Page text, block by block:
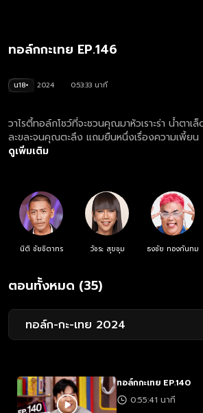
ทอล์กกะเทย EP.146
น18+ 2024
0:53:33 นาที
วาไรตี้ทอล์กโชว์ที่จะชวนคุณมาหัวเราะร่า น้ำตาเ
ละขละจนคุณตะลึง แถมยืนหนึ่งเรื่องความเพี้ยน
ดูเพิ่มเติม
นิติ ชัยชิตาทร วัชระ สุขชุม ธงชัย ทองกันทม
ตอนทั้งหมด (35)
ทอล์ก-กะ-เทย 2024
ทอล์กกะเทย EP.140
0:55:41 นาที